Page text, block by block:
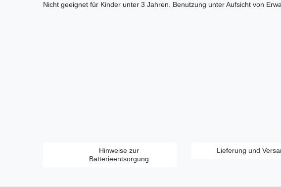
Nicht geeignet für Kinder unter 3 Jahren. Benutzung unter Aufsicht von
Hinweise zur
Batterieentsorgung
Lieferung und